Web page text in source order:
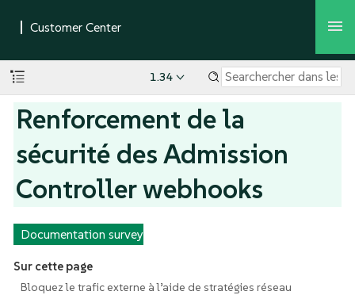
1.34
Renforcement de la
sécurité des Admission
Controller webhooks
Documentation survey
Sur cette page
Bloquez le trafic externe à l’aide de stratégies réseau